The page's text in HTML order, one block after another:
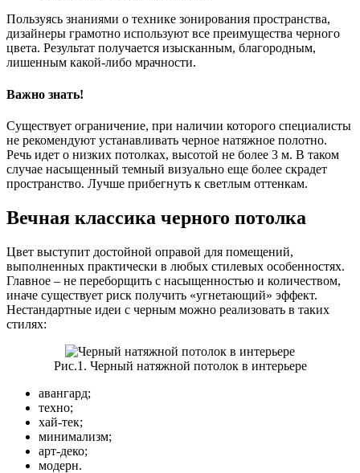
Пользуясь знаниями о технике зонирования пространства,
дизайнеры грамотно используют все преимущества черного
цвета. Результат получается изысканным, благородным,
лишенным какой-либо мрачности.
Важно знать!
Существует ограничение, при наличии которого специалисты
не рекомендуют устанавливать черное натяжное полотно.
Речь идет о низких потолках, высотой не более 3 м. В таком
случае насыщенный темный визуально еще более скрадет
пространство. Лучше прибегнуть к светлым оттенкам.
Вечная классика черного потолка
Цвет выступит достойной оправой для помещений,
выполненных практически в любых стилевых особенностях.
Главное – не переборщить с насыщенностью и количеством,
иначе существует риск получить «угнетающий» эффект.
Нестандартные идеи с черным можно реализовать в таких
стилях:
Рис.1. Черный натяжной потолок в интерьере
авангард;
техно;
хай-тек;
минимализм;
арт-деко;
модерн.